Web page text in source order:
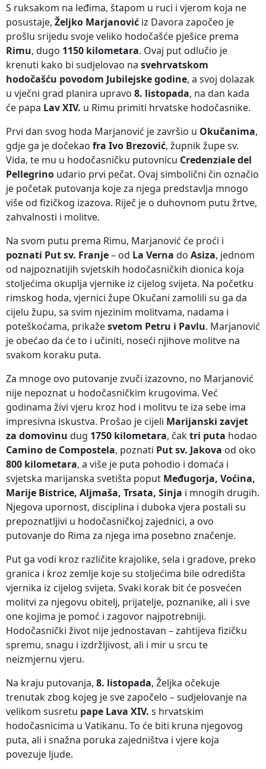
S ruksakom na leđima, štapom u ruci i vjerom koja ne
posustaje, Željko Marjanović iz Davora započeo je
prošlu srijedu svoje veliko hodočašće pješice prema
Rimu, dugo 1150 kilometara. Ovaj put odlučio je
krenuti kako bi sudjelovao na svehrvatskom
hodočašću povodom Jubilejske godine, a svoj dolazak
u vječni grad planira upravo 8. listopada, na dan kada
će papa Lav XIV. u Rimu primiti hrvatske hodočasnike.
Prvi dan svog hoda Marjanović je završio u Okučanima,
gdje ga je dočekao fra Ivo Brezović, župnik župe sv.
Vida, te mu u hodočasničku putovnicu Credenziale del
Pellegrino udario prvi pečat. Ovaj simbolični čin označio
je početak putovanja koje za njega predstavlja mnogo
više od fizičkog izazova. Riječ je o duhovnom putu žrtve,
zahvalnosti i molitve.
Na svom putu prema Rimu, Marjanović će proći i
poznati Put sv. Franje– od La Verna do Asiza, jednom
od najpoznatijih svjetskih hodočasničkih dionica koja
stoljećima okuplja vjernike iz cijelog svijeta. Na početku
rimskog hoda, vjernici župe Okučani zamolili su ga da
cijelu župu, sa svim njezinim molitvama, nadama i
poteškoćama, prikažesvetom Petru i Pavlu. Marjanović
je obećao da će to i učiniti, noseći njihove molitve na
svakom koraku puta.
Za mnoge ovo putovanje zvuči izazovno, no Marjanović
nije nepoznat u hodočasničkim krugovima. Već
godinama živi vjeru kroz hod i molitvu te iza sebe ima
impresivna iskustva. Prošao je cijeli Marijanski zavjet
za domovinu dug 1750 kilometara, čaktri puta hodao
Camino de Compostela, poznati Put sv. Jakova od oko
800 kilometara, a više je puta pohodio i domaća i
svjetska marijanska svetišta poput Međugorja, Voćina,
Marije Bistrice, Aljmaša, Trsata, Sinja i mnogih drugih.
Njegova upornost, disciplina i duboka vjera postali su
prepoznatljivi u hodočasničkoj zajednici, a ovo
putovanje do Rima za njega ima posebno značenje.
Put ga vodi kroz različite krajolike, sela i gradove, preko
granica i kroz zemlje koje su stoljećima bile odredišta
vjernika iz cijelog svijeta. Svaki korak bit će posvećen
molitvi za njegovu obitelj, prijatelje, poznanike, ali i sve
one kojima je pomoć i zagovor najpotrebniji.
Hodočasnički život nije jednostavan – zahtijeva fizičku
spremu, snagu i izdržljivost, ali i mir u srcu te
neizmjernu vjeru.
Na kraju putovanja, 8. listopada, Željka očekuje
trenutak zbog kojeg je sve započelo – sudjelovanje na
velikom susretu pape Lava XIV. s hrvatskim
hodočasnicima u Vatikanu. To će biti kruna njegovog
puta, ali i snažna poruka zajedništva i vjere koja
povezuje ljude.